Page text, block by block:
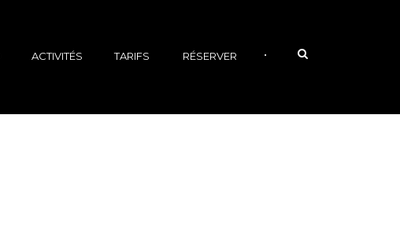
ACTIVITÉS TARIFS RÉSERVER •